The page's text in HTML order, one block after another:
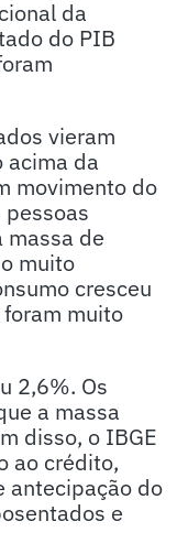
da
do PIB
vieram
acima da
movimento do
massa de
muito
cresceu
muito
2,6%. Os
a massa
disso, o IBGE
ao crédito,
antecipação do
e